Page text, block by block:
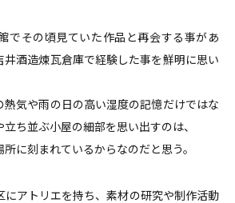
でその頃見ていた作品と再会する事があ
井酒造煉瓦倉庫で経験した事を鮮明に思い
熱気や雨の日の高い湿度の記憶だけではな
ち並ぶ小屋の細部を思い出すのは、
に刻まれているからなのだと思う。
にアトリエを持ち、素材の研究や制作活動